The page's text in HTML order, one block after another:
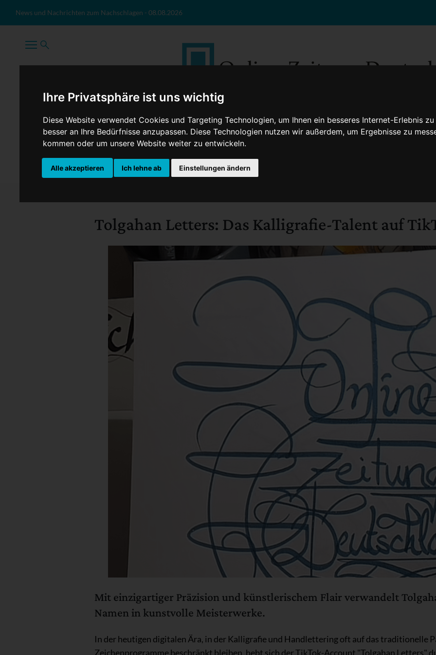
Ihre Privatsphäre ist uns wichtig
Diese Website verwendet Cookies und Targeting Technologien, um Ihnen ein besseres Internet-Erlebnis
besser an Ihre Bedürfnisse anzupassen. Diese Technologien nutzen wir außerdem, um Ergebnisse zu
kommen oder um unsere Website weiter zu entwickeln.
Alle akzeptieren Ich lehne ab Einstellungen ändern
News und Nachrichten zum Nachschlagen - 08.08.2026
TopNews Politik Sport Wirtschaft Firmennews Gesellschaft
Tolgahan Letters: Das Kalligrafie-Talent auf
Mit einzigartiger Präzision und künstlerischem Flair verwandelt
Namen in kunstvolle Meisterwerke.
In der heutigen digitalen Ära, in der Kalligrafie und Handlettering oft auf das traditionelle
Zeichenprogramme beschränkt bleiben, hebt sich der TikTok-Account "Tolgahan Letters"